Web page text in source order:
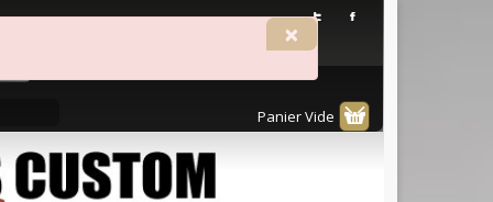
×
Panier Vide